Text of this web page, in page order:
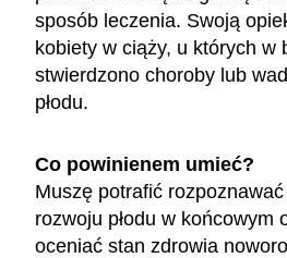
sposób leczenia. Swoją
kobiety w ciąży, u których w
stwierdzono choroby lub
płodu.
Co powinienem umieć?
Muszę potrafić rozpoznawać
rozwoju płodu w końcowym
oceniać stan zdrowia